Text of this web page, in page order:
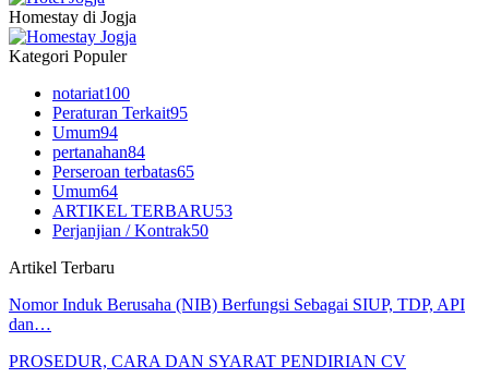
Homestay di Jogja
Kategori Populer
notariat100
Peraturan Terkait95
Umum94
pertanahan84
Perseroan terbatas65
Umum64
ARTIKEL TERBARU53
Perjanjian / Kontrak50
Artikel Terbaru
Nomor Induk Berusaha (NIB) Berfungsi Sebagai SIUP, TDP, API
dan…
PROSEDUR, CARA DAN SYARAT PENDIRIAN CV